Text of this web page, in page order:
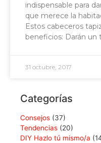
indispensable para
que merece la
Estos cabeceros
beneficios: Darán
31 octubre, 2017
Categorías
Consejos (37)
Tendencias (20)
DIY Hazlo tú mismo/a